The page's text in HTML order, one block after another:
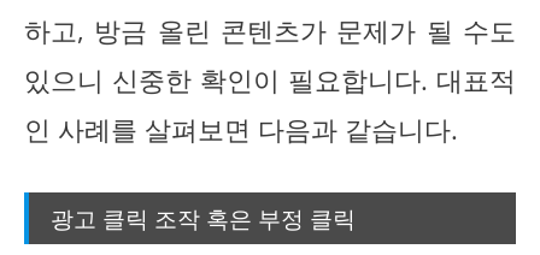
하고, 방금 올린 콘텐츠가 문제가 될 수도
있으니 신중한 확인이 필요합니다. 대표적
인 사례를 살펴보면 다음과 같습니다.
광고 클릭 조작 혹은 부정 클릭